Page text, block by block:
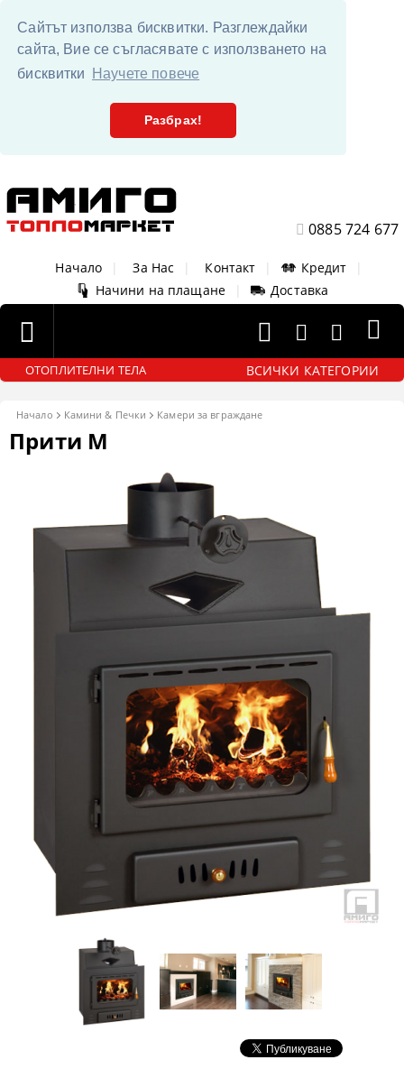
Сайтът използва бисквитки. Разглеждайки
сайта, Вие се съгласявате с използването на
бисквитки
Научете повече
Разбрах!
0885 724 677
Начало За Нас Контакт Кредит
Начини на плащане
Доставка
ОТОПЛИТЕЛНИ ТЕЛА ВСИЧКИ КАТЕГОРИИ
Начало Камини & Печки Камери за вграждане
Прити M